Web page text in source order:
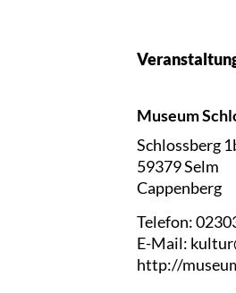
Museum
Schlossberg
59379 Selm
Cappenberg
Telefon:
E-Mail:
http://